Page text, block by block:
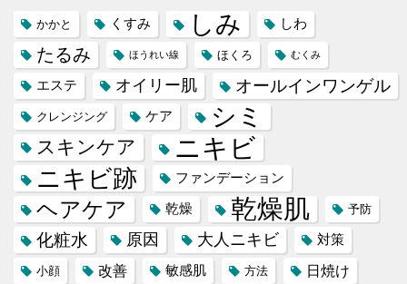
かかと くすみ しみ しわ
たるみ ほうれい線 ほくろ むくみ
エステ オイリー肌 オールインワンゲル
クレンジング ケア シミ
スキンケア ニキビ
ニキビ跡 ファンデーション
ヘアケア 乾燥 乾燥肌 予防
化粧水 原因 大人ニキビ 対策
小顔 改善 敏感肌 方法 日焼け